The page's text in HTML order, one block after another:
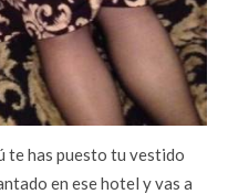
te has puesto tu vestido
en ese hotel y vas a